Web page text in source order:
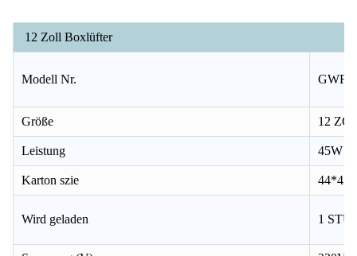
12 Zoll Boxlüfter
Modell Nr. GWFS
Größe 12
Leistung 45W
Karton szie
Wird geladen 1